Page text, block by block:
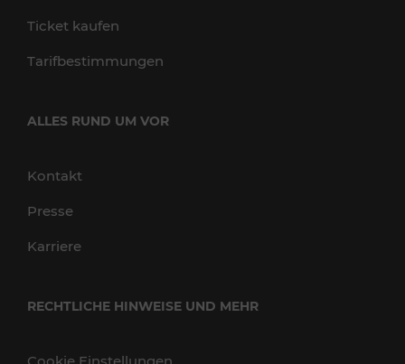
Ticket kaufen
Tarifbestimmungen
ALLES RUND UM VOR
Kontakt
Presse
Karriere
RECHTLICHE HINWEISE UND MEHR